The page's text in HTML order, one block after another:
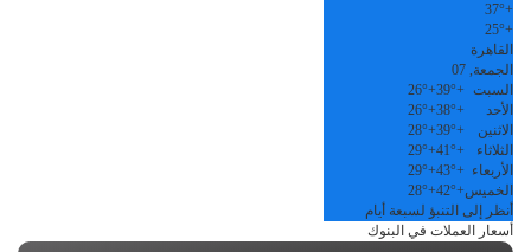
+
37°
+
25°
القاهرة
الجمعة, 07
السبت +
39°
+
26°
الأحد
+
38°
+
26°
الاثنين
+
39°
+
28°
الثلاثاء
+
41°
+
29°
الأربعاء +
43°
+
29°
الخميس+
42°
+
28°
أنظر إلى التنبؤ لسبعة أيام
أسعار العملات في البنوك